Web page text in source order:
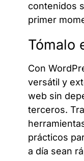
contenidos
primer
Tómalo
Con
versátil y
web sin
terceros.
prácticos
a día sean